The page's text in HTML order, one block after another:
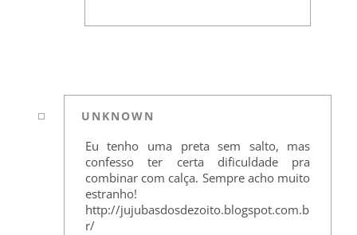
UNKNOWN
Eu tenho uma preta sem salto, mas
confesso ter certa dificuldade pra
combinar com calça. Sempre acho muito
estranho!
http://jujubasdosdezoito.blogspot.com.b
r/